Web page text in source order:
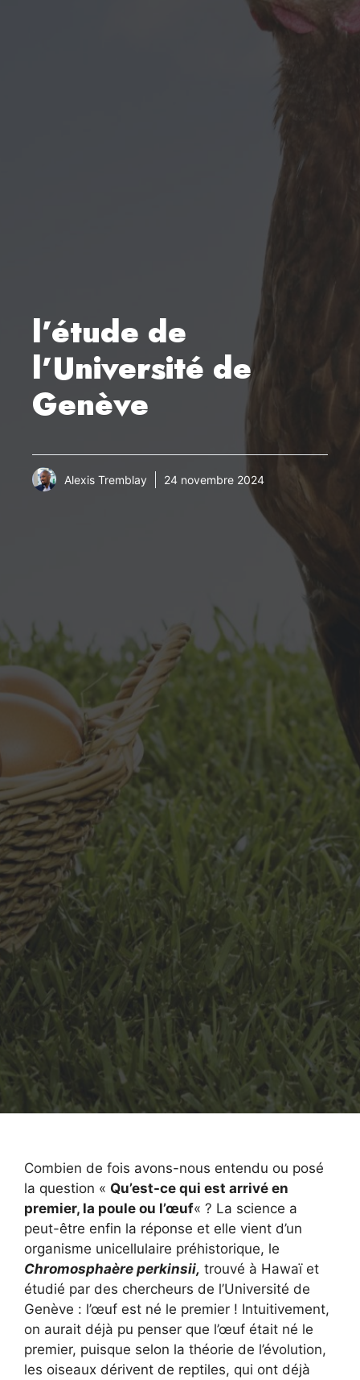
l’étude de
l’Université de
Genève
Alexis Tremblay 24 novembre 2024
Combien de fois avons-nous entendu ou posé
la question « Qu’est-ce qui est arrivé en
premier, la poule ou l’œuf« ? La science a
peut-être enfin la réponse et elle vient d’un
organisme unicellulaire préhistorique, le
Chromosphaère perkinsii, trouvé à Hawaï et
étudié par des chercheurs de l’Université de
Genève : l’œuf est né le premier ! Intuitivement,
on aurait déjà pu penser que l’œuf était né le
premier, puisque selon la théorie de l’évolution,
les oiseaux dérivent de reptiles, qui ont déjà